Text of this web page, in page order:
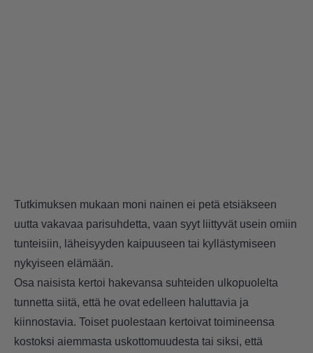
Tutkimuksen mukaan moni nainen ei petä etsiäkseen
uutta vakavaa parisuhdetta, vaan syyt liittyvät usein omiin
tunteisiin, läheisyyden kaipuuseen tai kyllästymiseen
nykyiseen elämään.
Osa naisista kertoi hakevansa suhteiden ulkopuolelta
tunnetta siitä, että he ovat edelleen haluttavia ja
kiinnostavia. Toiset puolestaan kertoivat toimineensa
kostoksi aiemmasta uskottomuudesta tai siksi, että